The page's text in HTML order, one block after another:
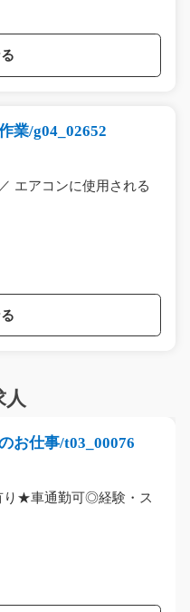
業/g04_02652
エアコンに使用される
人
お仕事/t03_00076
り★車通勤可◎経験・ス